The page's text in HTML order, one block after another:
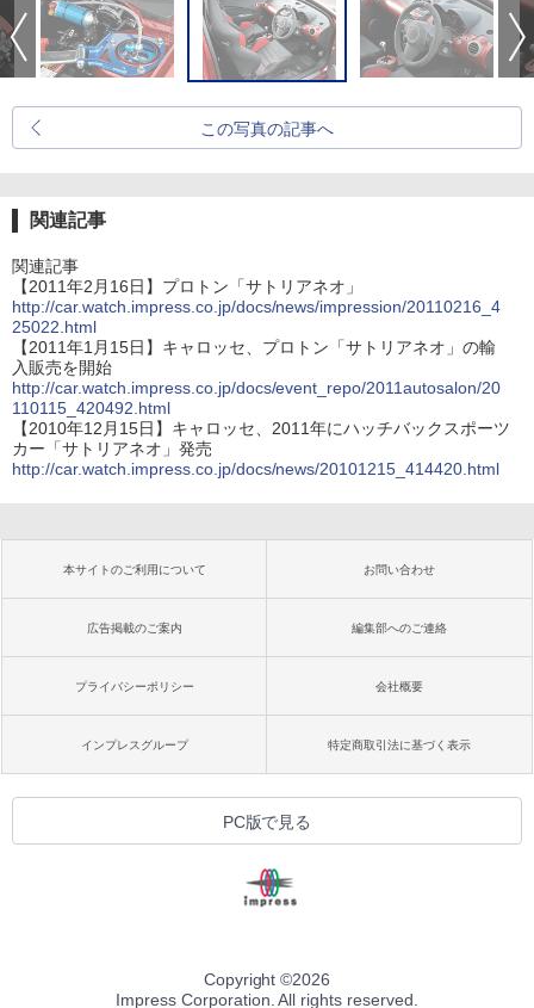
この写真の記事へ
関連記事
関連記事
【2011年2月16日】プロトン「サトリアネオ」
http://car.watch.impress.co.jp/docs/news/impression/20110216_4
25022.html
【2011年1月15日】キャロッセ、プロトン「サトリアネオ」の輸
入販売を開始
http://car.watch.impress.co.jp/docs/event_repo/2011autosalon/20
110115_420492.html
【2010年12月15日】キャロッセ、2011年にハッチバックスポーツ
カー「サトリアネオ」発売
http://car.watch.impress.co.jp/docs/news/20101215_414420.html
本サイトのご利用について お問い合わせ
広告掲載のご案内 編集部へのご連絡
プライバシーポリシー 会社概要
インプレスグループ 特定商取引法に基づく表示
PC版で見る
Copyright ©2026
Impress Corporation. All rights reserved.